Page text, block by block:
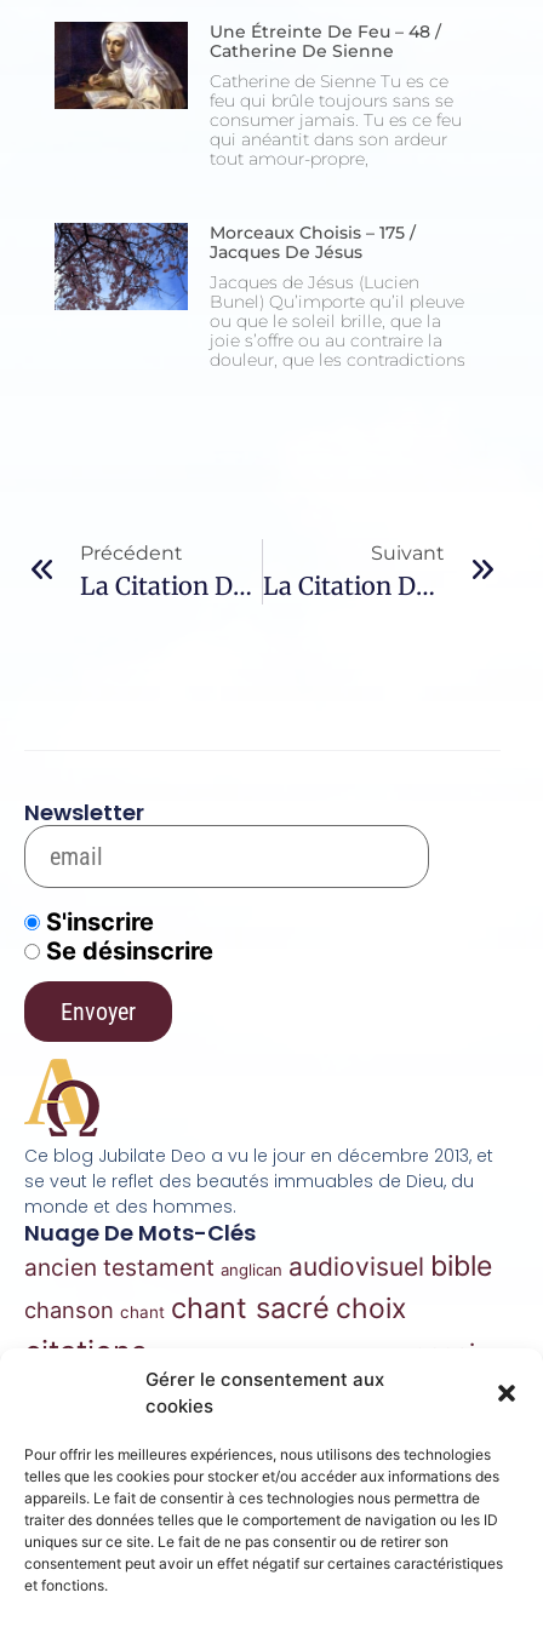
Gérer le consentement aux
cookies
Pour offrir les meilleures expériences, nous utilisons des technologies
telles que les cookies pour stocker et/ou accéder aux informations des
appareils. Le fait de consentir à ces technologies nous permettra de
traiter des données telles que le comportement de navigation ou les ID
uniques sur ce site. Le fait de ne pas consentir ou de retirer son
consentement peut avoir un effet négatif sur certaines caractéristiques
et fonctions.
Une Étreinte De Feu – 48 /
Catherine De Sienne
Catherine de Sienne Tu es ce
feu qui brûle toujours sans se
consumer jamais. Tu es ce feu
qui anéantit dans son ardeur
tout amour-propre,
Morceaux Choisis – 175 /
Jacques De Jésus
Jacques de Jésus (Lucien
Bunel) Qu’importe qu’il pleuve
ou que le soleil brille, que la
joie s’offre ou au contraire la
douleur, que les contradictions
Précédent
La Citation Du Jour – 758 / Philippe Néri
Suivant
La Citation Du Jour – 866 / Augustin De Cantorbéry
Ce blog Jubilate Deo a vu le jour en décembre 2013, et
se veut le reflet des beautés immuables de Dieu, du
monde et des hommes.
Nuage De Mots-Clés
ancien testament anglican audiovisuel bible
chanson chant chant sacré choix
citations essai
gospel grégorien
jésus liturgie liturgie orthodoxe marie
morceaux choisismusique
musique classique musique de film nouveau
testament nouvelles orthodoxe philosophie
Newsletter
S'inscrire
Se désinscrire